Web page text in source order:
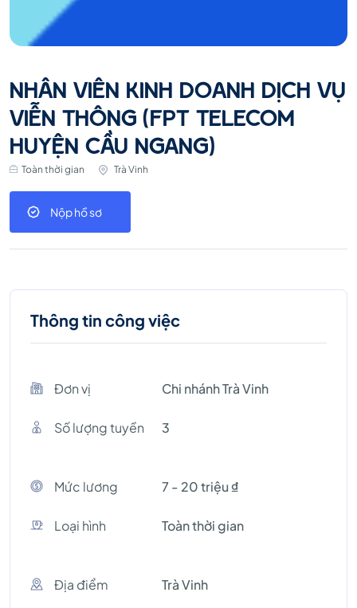
NHÂN VIÊN KINH DOANH DỊCH VỤ
VIỄN THÔNG (FPT TELECOM
HUYỆN CẦU NGANG)
Toàn thời gian Trà Vinh
Nộp hồ sơ
Thông tin công việc
Đơn vị Chi nhánh Trà Vinh
Số lượng tuyền 3
Mức lương 7 - 20 triệu ₫
Loại hình Toàn thời gian
Địa điểm Trà Vinh